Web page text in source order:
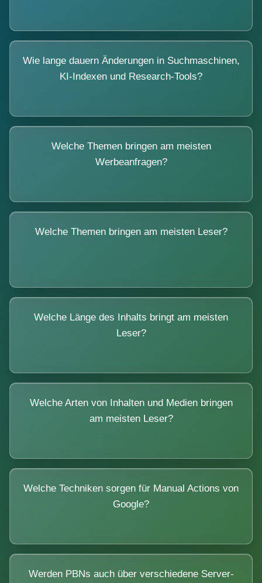
Wie lange dauern Änderungen in Suchmaschinen,
KI-Indexen und Research-Tools?
Welche Themen bringen am meisten
Werbeanfragen?
Welche Themen bringen am meisten Leser?
Welche Länge des Inhalts bringt am meisten
Leser?
Welche Arten von Inhalten und Medien bringen
am meisten Leser?
Welche Techniken sorgen für Manual Actions von
Google?
Werden PBNs auch über verschiedene Server-